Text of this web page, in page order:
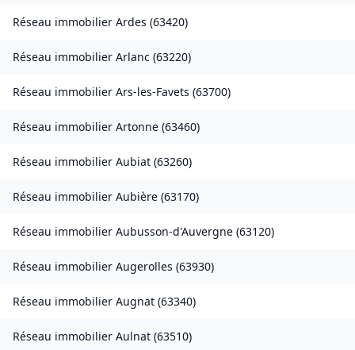
Réseau immobilier Ardes (63420)
Réseau immobilier Arlanc (63220)
Réseau immobilier Ars-les-Favets (63700)
Réseau immobilier Artonne (63460)
Réseau immobilier Aubiat (63260)
Réseau immobilier Aubière (63170)
Réseau immobilier Aubusson-d'Auvergne (63120)
Réseau immobilier Augerolles (63930)
Réseau immobilier Augnat (63340)
Réseau immobilier Aulnat (63510)